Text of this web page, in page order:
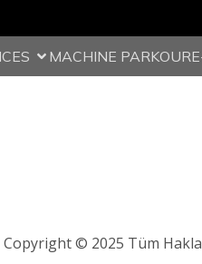
MACHINE PARKOUR
© 2025 Tüm